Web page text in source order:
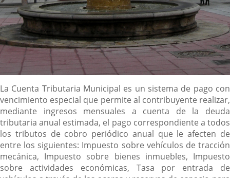
Descripción
La Cuenta Tributaria Municipal es un sistema de pago con
vencimiento especial que permite al contribuyente realizar,
mediante ingresos mensuales a cuenta de la deuda
tributaria anual estimada, el pago correspondiente a todos
los tributos de cobro periódico anual que le afecten de
entre los siguientes: Impuesto sobre vehículos de tracción
mecánica, Impuesto sobre bienes inmuebles, Impuesto
sobre actividades económicas, Tasa por entrada de